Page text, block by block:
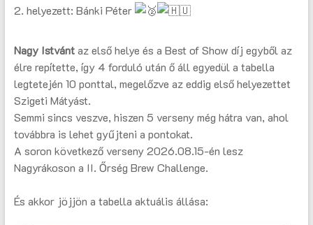
2. helyezett: Bánki Péter
Nagy Istvántaz első helye és a Best of Show díj egyből az
élre repítette, így 4 forduló után ő áll egyedül a tabella
legtetején 10 ponttal, megelőzve az eddig első helyezettet
Szigeti Mátyást.
Semmi sincs veszve, hiszen 5 verseny még hátra van, ahol
továbbra is lehet gyűjteni a pontokat.
A soron következő verseny 2026.08.15-én lesz
Nagyrákoson a II. Őrség Brew Challenge.
És akkor jöjjön a tabella aktuális állása: